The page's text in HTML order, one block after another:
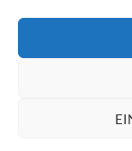
Partnerprogramme,
Vereine, Verbände,
Web-Rotlichtbezirk,
Sonstige Dienstleister,